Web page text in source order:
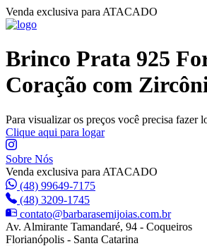
Venda exclusiva para ATACADO
Brinco Prata 925
Coração com
Para visualizar os preços você precisa fazer
Clique aqui para logar
Sobre Nós
Venda exclusiva para ATACADO
(48) 99649-7175
(48) 3209-1745
contato@barbarasemijoias.com.br
Av. Almirante Tamandaré, 94 - Coqueiros
Florianópolis - Santa Catarina